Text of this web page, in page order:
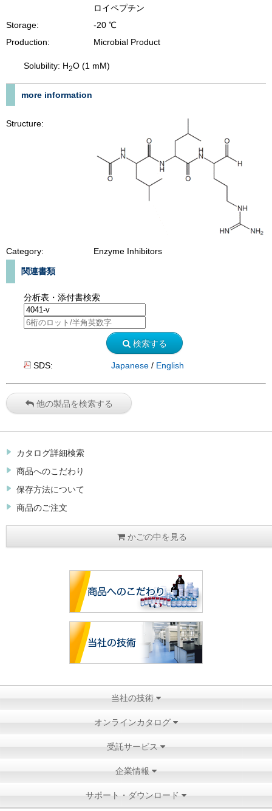
ロイペプチン
Storage:
-20 ℃
Production:
Microbial Product
Solubility: H2O (1 mM)
more information
Structure:
Category: Enzyme Inhibitors
関連書類
分析表・添付書検索
検索する
SDS: Japanese/ English
他の製品を検索する
カタログ詳細検索
商品へのこだわり
保存方法について
商品のご注文
かごの中を見る
当社の技術
オンラインカタログ
受託サービス
企業情報
サポート・ダウンロード